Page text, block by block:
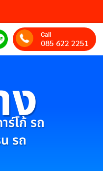
Call
085 622 2251
ร์โก้ รถ
รถ